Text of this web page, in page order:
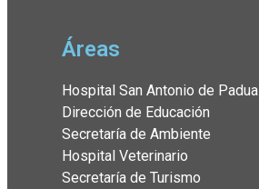
Áreas
Hospital San Antonio de Padua
Dirección de Educación
Secretaría de Ambiente
Hospital Veterinario
Secretaría de Turismo